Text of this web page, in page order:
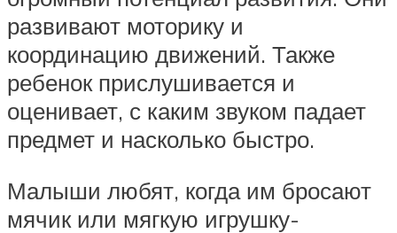
развивают моторику и
координацию движений. Также
ребенок прислушивается и
оценивает, с каким звуком падает
предмет и насколько быстро.
Малыши любят, когда им бросают
мячик или мягкую игрушку-